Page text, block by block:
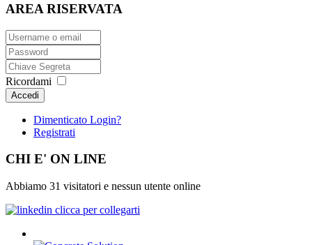
AREA RISERVATA
Ricordami
Accedi
Dimenticato Login?
Registrati
CHI E' ON LINE
Abbiamo 31 visitatori e nessun utente online